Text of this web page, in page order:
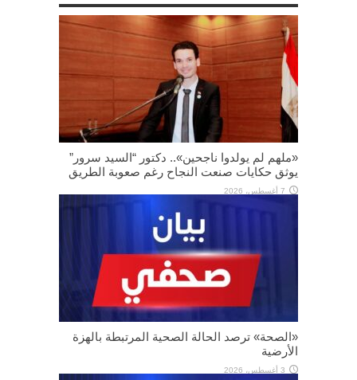
«ملهم لم يولدوا ناجحين».. دكتور “السيد سرور”
يوثق حكايات صنعت النجاح رغم صعوبة الطريق
7 أغسطس، 2026
«الصحة» ترصد الحالة الصحية المرتبطة بالهزة
الأرضية
3 أغسطس، 2026